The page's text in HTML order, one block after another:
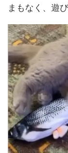
まもなく、遊